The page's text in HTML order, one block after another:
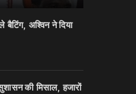
अश्विन ने दिया
की मिसाल, हजारों